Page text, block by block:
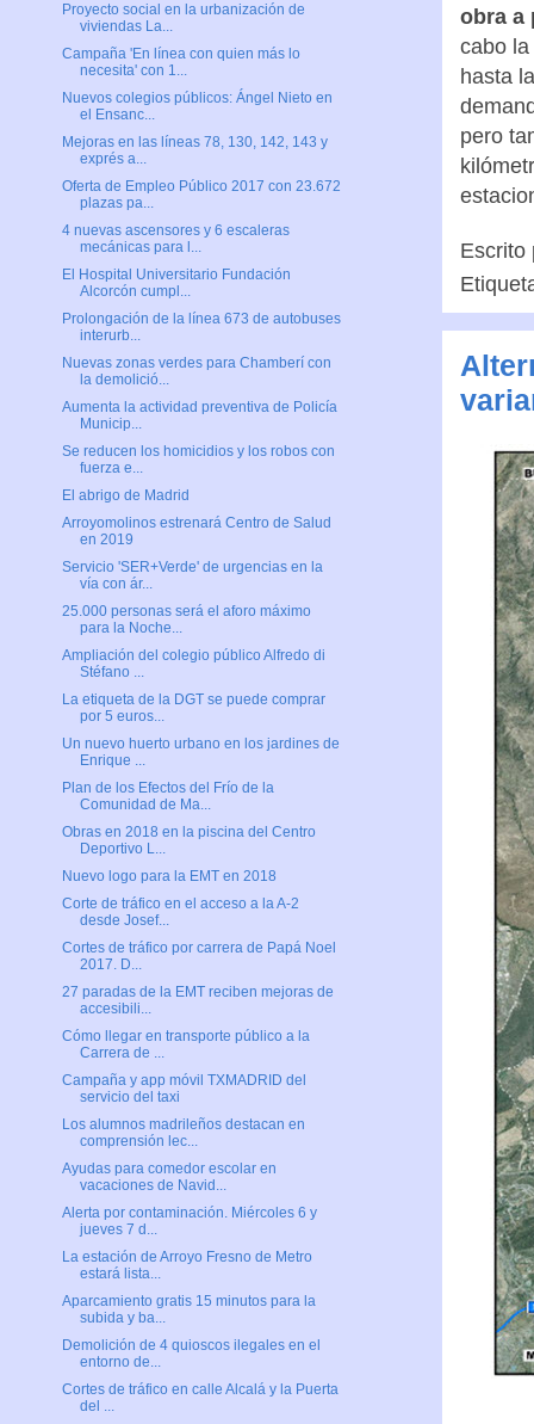
obra a
cabo
hasta
pero
Proyecto social en la urbanización de
viviendas La...
Campaña 'En línea con quien más lo
necesita' con 1...
Nuevos colegios públicos: Ángel Nieto en
el Ensanc...
Mejoras en las líneas 78, 130, 142, 143 y
exprés a...
Oferta de Empleo Público 2017 con 23.672
plazas pa...
4 nuevas ascensores y 6 escaleras
mecánicas para l...
El Hospital Universitario Fundación
Alcorcón cumpl...
Prolongación de la línea 673 de autobuses
interurb...
Nuevas zonas verdes para Chamberí con
la demolició...
Aumenta la actividad preventiva de Policía
Municip...
Se reducen los homicidios y los robos con
fuerza e...
El abrigo de Madrid
Arroyomolinos estrenará Centro de Salud
en 2019
Servicio 'SER+Verde' de urgencias en la
vía con ár...
25.000 personas será el aforo máximo
para la Noche...
Ampliación del colegio público Alfredo di
Stéfano ...
La etiqueta de la DGT se puede comprar
por 5 euros...
Un nuevo huerto urbano en los jardines de
Enrique ...
Plan de los Efectos del Frío de la
Comunidad de Ma...
Obras en 2018 en la piscina del Centro
Deportivo L...
Nuevo logo para la EMT en 2018
Corte de tráfico en el acceso a la A-2
desde Josef...
Cortes de tráfico por carrera de Papá Noel
2017. D...
27 paradas de la EMT reciben mejoras de
accesibili...
Cómo llegar en transporte público a la
Carrera de ...
Campaña y app móvil TXMADRID del
servicio del taxi
Los alumnos madrileños destacan en
comprensión lec...
Ayudas para comedor escolar en
vacaciones de Navid...
Alerta por contaminación. Miércoles 6 y
jueves 7 d...
La estación de Arroyo Fresno de Metro
estará lista...
Aparcamiento gratis 15 minutos para la
subida y ba...
Demolición de 4 quioscos ilegales en el
entorno de...
Cortes de tráfico en calle Alcalá y la Puerta
del ...